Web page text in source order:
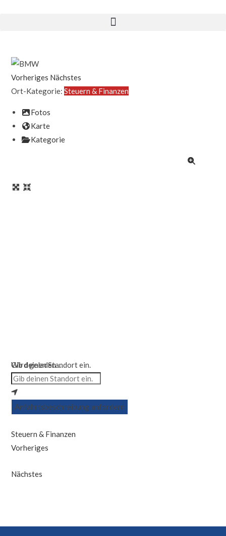
Vorheriges Nächstes
Ort-Kategorie:Steuern & Finanzen
Fotos
Karte
Kategorie
Wird geladen …
Gib deinen Standort ein.
Anfahrtsbeschreibung anfordern
Steuern & Finanzen
Vorheriges
Nächstes